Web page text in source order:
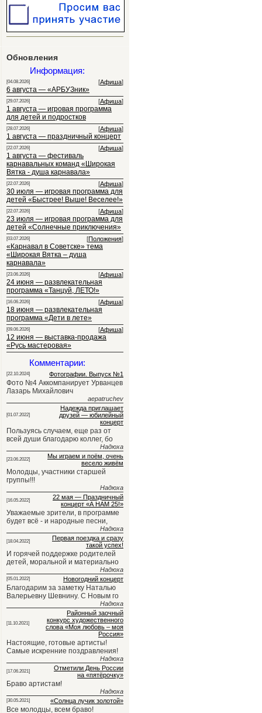
Обновления
Информация:
[04.08.2026] [Афиша]
6 августа — «АРБУЗник»
[29.07.2026] [Афиша]
1 августа — игровая программа
для детей и подростков
[28.07.2026] [Афиша]
1 августа — праздничный концерт
[22.07.2026] [Афиша]
1 августа — фестиваль
карнавальных команд «Широкая
Вятка - душа карнавала»
[22.07.2026] [Афиша]
30 июля — игровая программа для
детей «Быстрее! Выше! Веселее!»
[22.07.2026] [Афиша]
23 июля — игровая программа для
детей «Солнечные приключения»
[03.07.2026] [Положения]
«Карнавал в Советске» тема
«Широкая Вятка – душа
карнавала»
[23.06.2026] [Афиша]
24 июня — развлекательная
программа «Танцуй, ЛЕТО!»
[16.06.2026] [Афиша]
18 июня — развлекательная
программа «Дети в лете»
[09.06.2026] [Афиша]
12 июня — выставка-продажа
«Русь мастеровая»
Комментарии:
[22.10.2024] Фотографии. Выпуск №1
Фото №4 Аккомпанирует Урванцев
Лазарь Михайлович
aepatruchev
[01.07.2022]
Надежда приглашает
друзей — юбилейный
концерт
Пользуясь случаем, еще раз от
всей души благодарю коллег, бо
Надюха
[23.06.2022]
Мы играем и поём, очень
весело живём
Молодцы, участники старшей
группы!!!
Надюха
[16.05.2022]
22 мая — Праздничный
концерт «А НАМ 25!»
Уважаемые зрители, в программе
будет всё - и народные песни,
Надюха
[18.04.2022]
Первая поездка и сразу
такой успех!
И горячей поддержке родителей
детей, моральной и материально
Надюха
[05.01.2022] Новогодний концерт
Благодарим за заметку Наталью
Валерьевну Шевнину. С Новым го
Надюха
[11.10.2021]
Районный заочный
конкурс художественного
слова «Моя любовь – моя
Россия»
Настоящие, готовые артисты!
Самые искренние поздравления!
Надюха
[17.06.2021]
Отметили День России
на «пятёрочку»
Браво артистам!
Надюха
[30.05.2021] «Солнца лучик золотой»
Все молодцы, всем браво!